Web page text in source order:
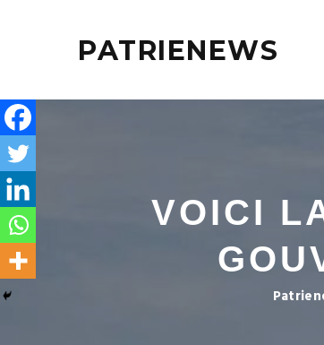
PATRIENEWS
VOICI